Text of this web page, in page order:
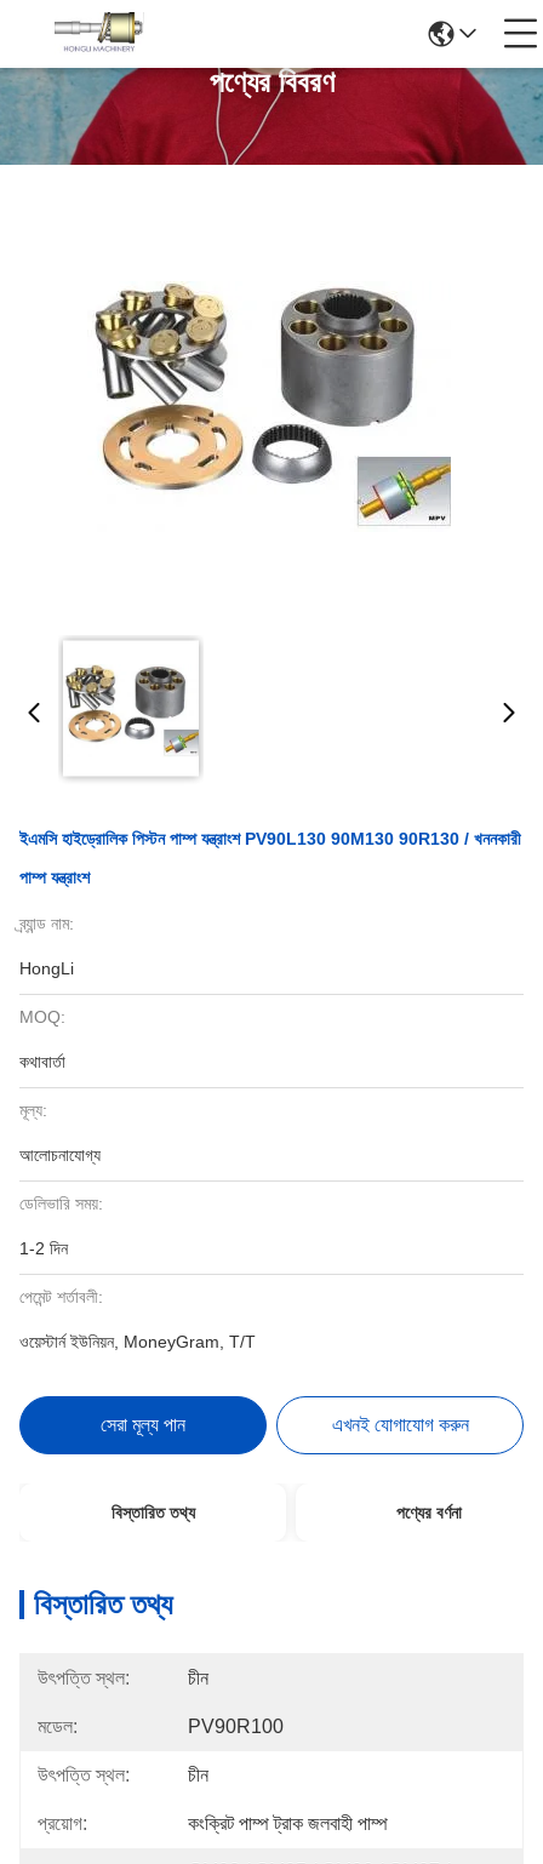
পণ্যের বিবরণ
ইএমসি হাইড্রোলিক পিস্টন পাম্প যন্ত্রাংশ PV90L130 90M130 90R130 / খননকারী
পাম্প যন্ত্রাংশ
ব্র্যান্ড নাম:
HongLi
MOQ:
কথাবার্তা
মূল্য:
আলোচনাযোগ্য
ডেলিভারি সময়:
1-2 দিন
পেমেন্ট শর্তাবলী:
ওয়েস্টার্ন ইউনিয়ন, MoneyGram, T/T
সেরা মূল্য পান এখনই যোগাযোগ করুন
বিস্তারিত তথ্য পণ্যের বর্ণনা
বিস্তারিত তথ্য
উৎপত্তি স্থল: চীন
মডেল: PV90R100
উৎপত্তি স্থল: চীন
প্রয়োগ: কংক্রিট পাম্প ট্রাক জলবাহী পাম্প